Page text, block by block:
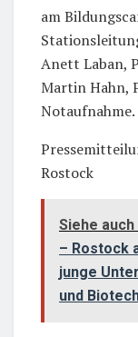
am
Anett Laban,
Martin Hahn,
Notaufnahme.
Rostock
Siehe auch
– Rostock
junge
und